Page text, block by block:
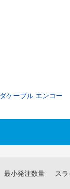
ケーブル エンコー
最小発注数量 ス